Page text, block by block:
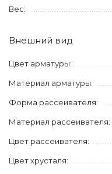
Вес:
Внешний вид
Цвет арматуры:
Материал арматуры:
Форма рассеивателя:
Материал рассеивателя:
Цвет рассеивателя:
Цвет хрусталя: